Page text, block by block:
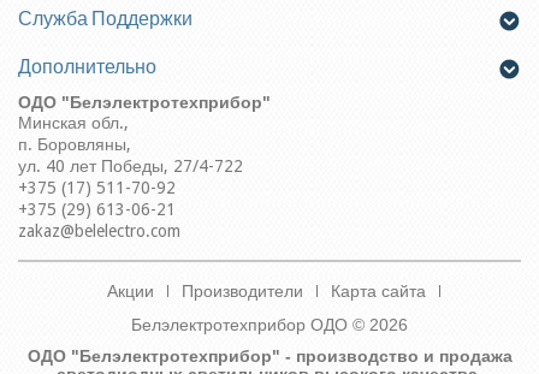
Служба Поддержки
Дополнительно
ОДО "Белэлектротехприбор"
Минская обл.,
п. Боровляны,
ул. 40 лет Победы, 27/4-722
+375 (17) 511-70-92
+375 (29) 613-06-21
zakaz@belelectro.com
Акции Производители
Карта сайта
Белэлектротехприбор ОДО © 2026
ОДО "Белэлектротехприбор" - производство и продажа